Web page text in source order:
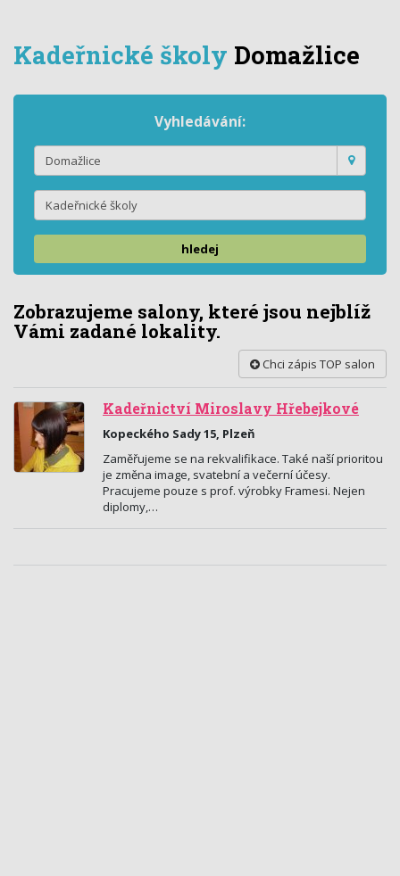
Kadeřnické školy Domažlice
Vyhledávání:
hledej
Zobrazujeme salony, které jsou nejblíž
Vámi zadané lokality.
Chci zápis TOP salon
Kadeřnictví Miroslavy Hřebejkové
Kopeckého Sady 15, Plzeň
Zaměřujeme se na rekvalifikace. Také naší prioritou
je změna image, svatební a večerní účesy.
Pracujeme pouze s prof. výrobky Framesi. Nejen
diplomy,…